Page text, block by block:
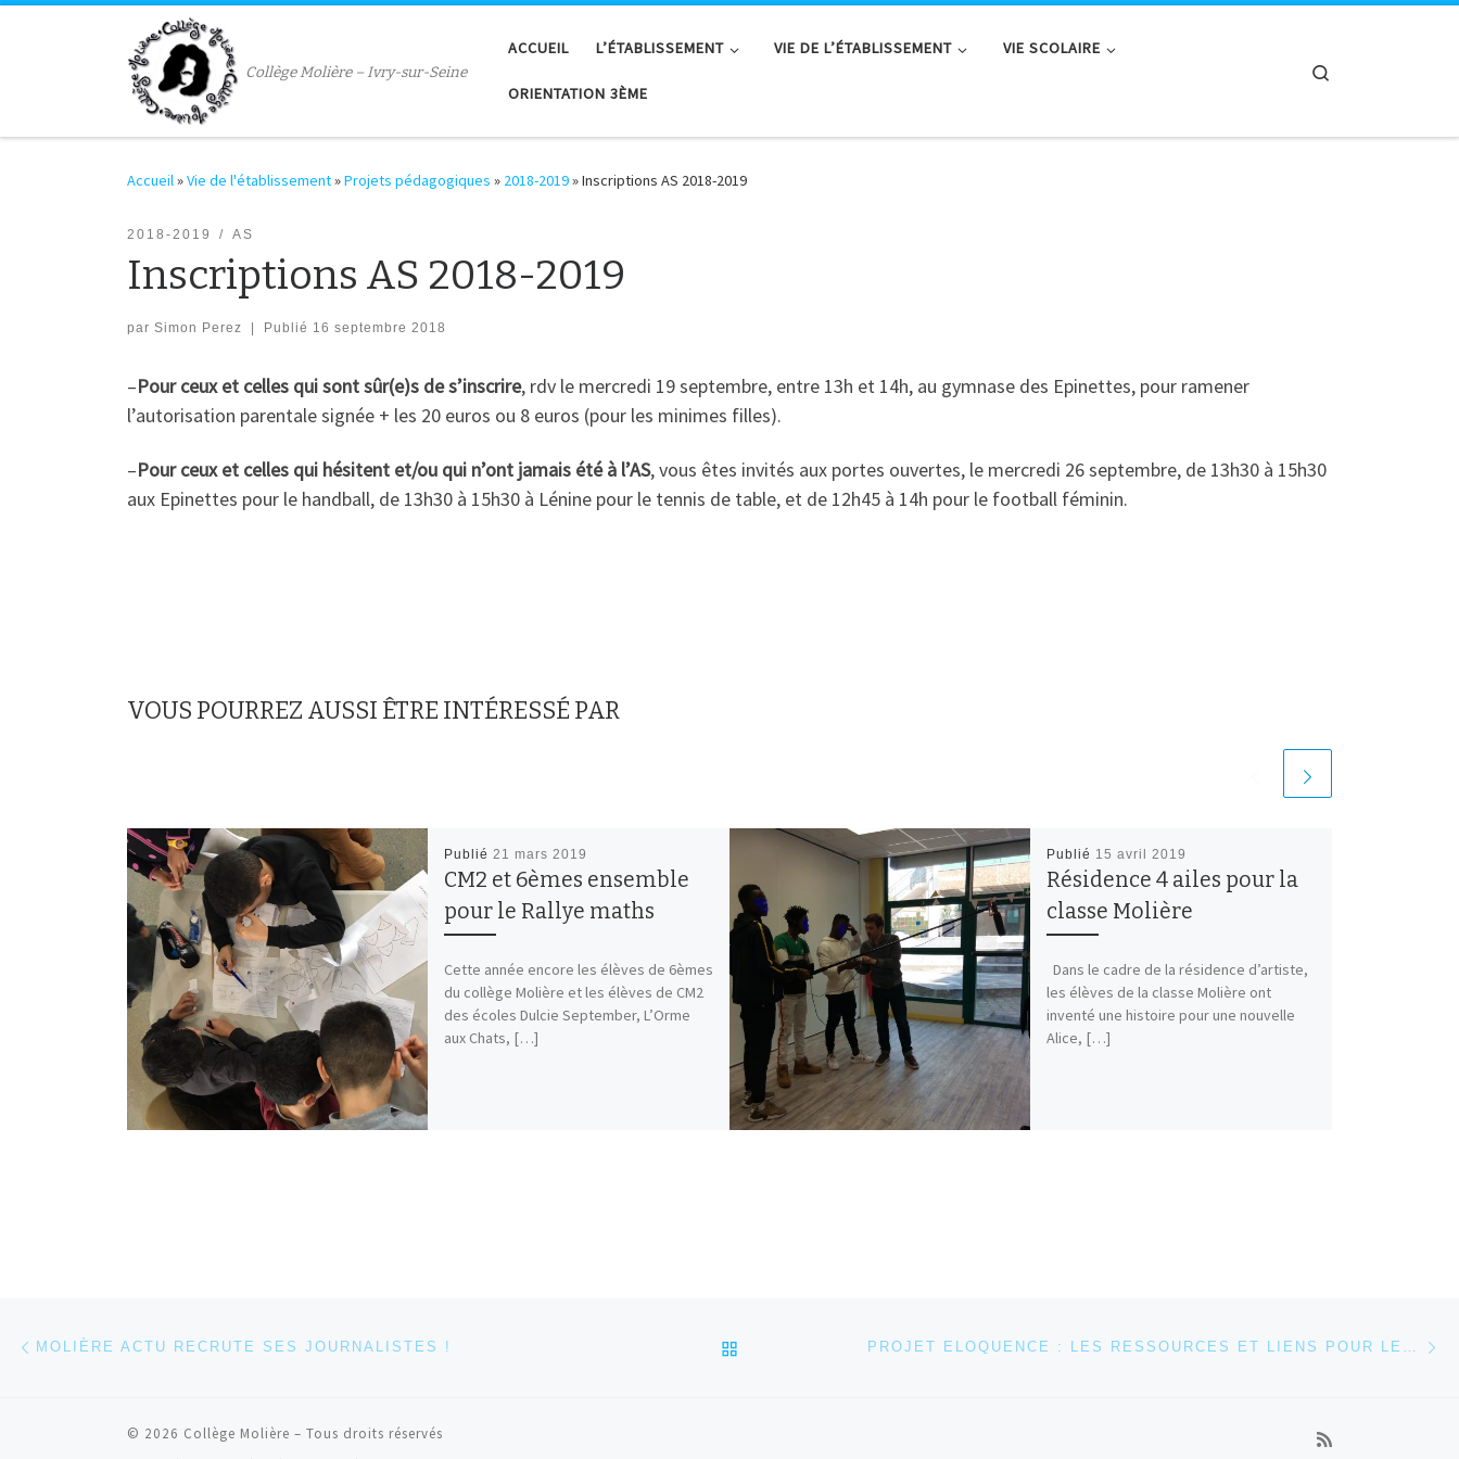
Passer au contenu
Collège Molière – Ivry-sur-Seine
ACCUEIL L’ÉTABLISSEMENT VIE DE L’ÉTABLISSEMENT VIE SCOLAIRE
ORIENTATION 3ÈME
Accueil»Vie de l'établissement»Projets pédagogiques » 2018-2019»Inscriptions AS 2018-2019
2018-2019 AS
Inscriptions AS 2018-2019
par Simon Perez Publié 16 septembre 2018
–Pour ceux et celles qui sont sûr(e)s de s’inscrire, rdv le mercredi 19 septembre, entre 13h et 14h, au gymnase des Epinettes, pour ramener
l’autorisation parentale signée + les 20 euros ou 8 euros (pour les minimes filles).
–Pour ceux et celles qui hésitent et/ou qui n’ont jamais été à l’AS, vous êtes invités aux portes ouvertes, le mercredi 26 septembre, de 13h30 à 15h30
aux Epinettes pour le handball, de 13h30 à 15h30 à Lénine pour le tennis de table, et de 12h45 à 14h pour le football féminin.
VOUS POURREZ AUSSI ÊTRE INTÉRESSÉ PAR
Publié 21 mars 2019
CM2 et 6èmes ensemble
pour le Rallye maths
Cette année encore les élèves de 6èmes
du collège Molière et les élèves de CM2
des écoles Dulcie September, L’Orme
aux Chats, […]
Publié 15 avril 2019
Résidence 4 ailes pour la
classe Molière
Dans le cadre de la résidence d’artiste,
les élèves de la classe Molière ont
inventé une histoire pour une nouvelle
Alice, […]
Parcourir les articles
MOLIÈRE ACTU RECRUTE SES JOURNALISTES ! RETOUR À LA LISTE DES ARTICLES PROJET ELOQUENCE : LES RESSOURCES ET LIENS POUR LES RECHERCHES DOCUMENTAIRES
© 2026 Collège Molière – Tous droits réservés